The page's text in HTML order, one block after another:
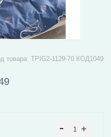
товара: TPIG2-1129-70 КОД1049